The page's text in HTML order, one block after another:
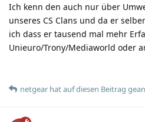
Ich kenn den auch nur über
unseres CS Clans und da er
ich dass er tausend mal mehr
Unieuro/Trony/Mediaworld oder
netgear hatauf diesen Beitrag